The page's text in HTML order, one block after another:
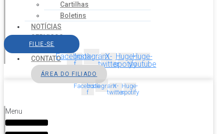
Cartilhas
Boletins
NOTÍCIAS
SERVIÇOS
AGENDA
CONTATO
FILIE-SE
Facebook-
f
InstagramX-
twitter
Huge-
spotify
Huge-
youtube
ÁREA DO FILIADO
Facebook-
f
InstagramX-
twitter
Huge-
spotify
Menu